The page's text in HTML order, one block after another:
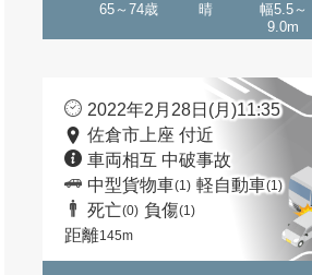
65～74歳 晴
幅5.5～
9.0m
2022年2月28日(月)11:35
佐倉市上座 付近
車両相互 中破事故
中型貨物車(1) 軽自動車(1)
死亡(0) 負傷(1)
距離145m